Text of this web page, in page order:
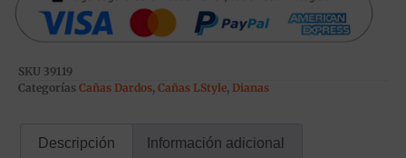
SKU 39119
Categorías Cañas Dardos, Cañas LStyle, Dianas
Descripción Información adicional